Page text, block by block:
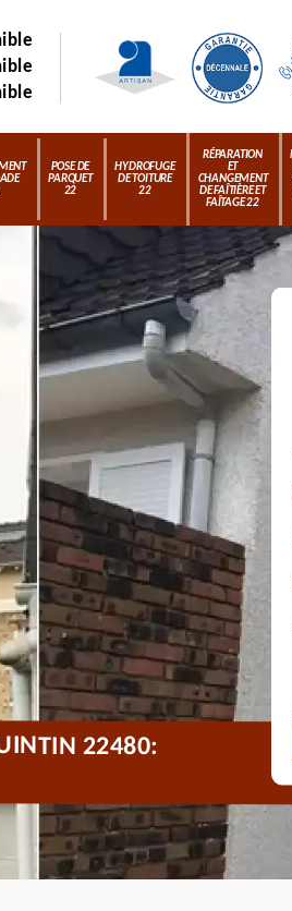
POSE DE
PARQUET
22
HYDROFUGE
DE TOITURE
22
RÉPARATION
ET
CHANGEMENT
DE FAÎTIÈRE ET
FAÎTAGE 22
22480: